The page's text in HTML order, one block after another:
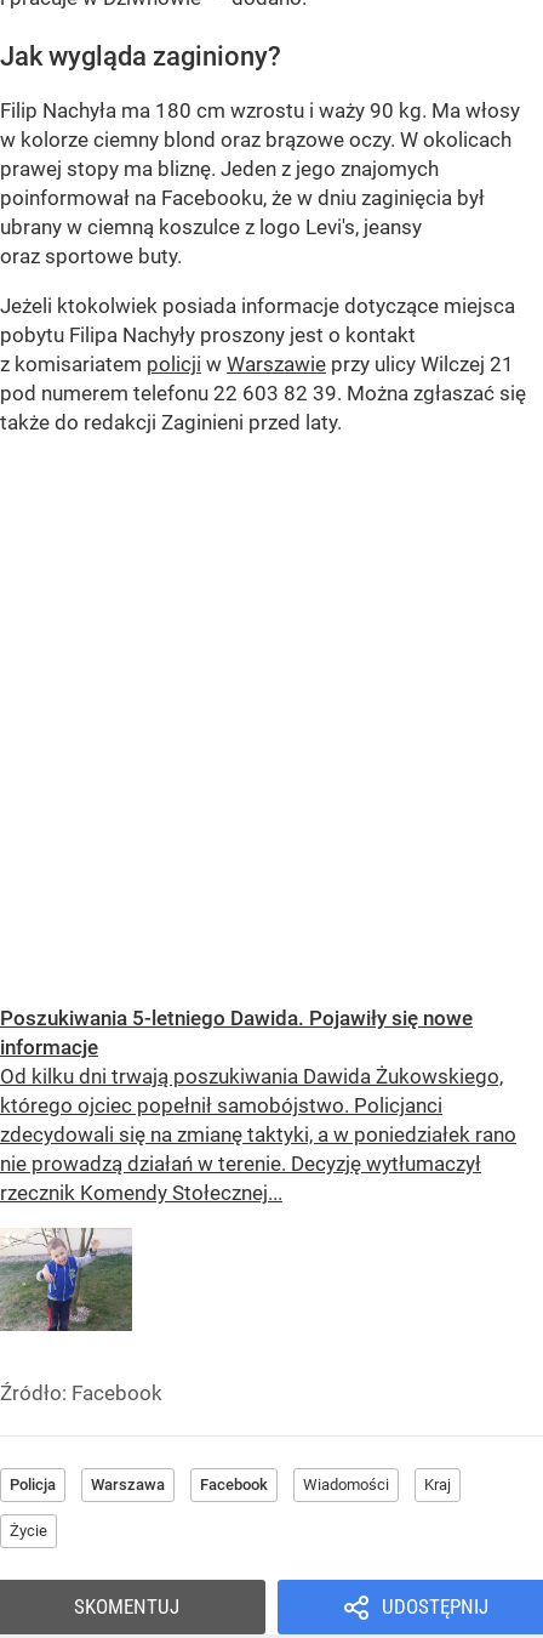
Jak wygląda zaginiony?
Filip Nachyła ma 180 cm wzrostu i waży 90 kg. Ma włosy
w kolorze ciemny blond oraz brązowe oczy. W okolicach
prawej stopy ma bliznę. Jeden z jego znajomych
poinformował na Facebooku, że w dniu zaginięcia był
ubrany w ciemną koszulce z logo Levi's, jeansy
oraz sportowe buty.
Jeżeli ktokolwiek posiada informacje dotyczące miejsca
pobytu Filipa Nachyły proszony jest o kontakt
z komisariatem policji w Warszawie przy ulicy Wilczej 21
pod numerem telefonu 22 603 82 39. Można zgłaszać się
także do redakcji Zaginieni przed laty.
Poszukiwania 5-letniego Dawida. Pojawiły się nowe
informacje
Od kilku dni trwają poszukiwania Dawida Żukowskiego,
którego ojciec popełnił samobójstwo. Policjanci
zdecydowali się na zmianę taktyki, a w poniedziałek rano
nie prowadzą działań w terenie. Decyzję wytłumaczył
rzecznik Komendy Stołecznej...
Źródło: Facebook
Policja Warszawa Facebook Wiadomości Kraj
Życie
UDOSTĘPNIJ
SKOMENTUJ